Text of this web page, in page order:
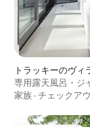
トラッキーのヴィ
専用露天風呂・ジ
家族 · チェックア